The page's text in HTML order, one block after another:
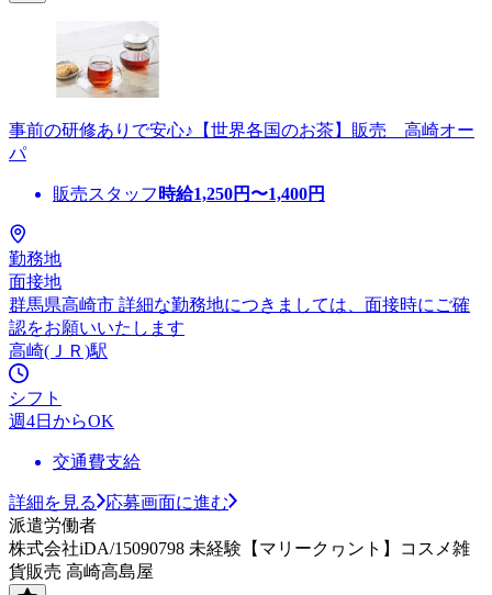
事前の研修ありで安心♪【世界各国のお茶】販売 高崎オー
パ
販売スタッフ 時給1,250円〜1,400円
勤務地
面接地
群馬県高崎市 詳細な勤務地につきましては、面接時にご確
認をお願いいたします
高崎(ＪＲ)駅
シフト
週4日からOK
交通費支給
詳細を見る
応募画面に進む
派遣労働者
株式会社iDA/15090798 未経験【マリークヮント】コスメ雑
貨販売 高崎高島屋